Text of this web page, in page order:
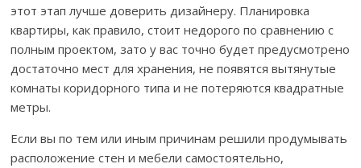
этот этап лучше доверить дизайнеру. Планировка
квартиры, как правило, стоит недорого по сравнению с
полным проектом, зато у вас точно будет предусмотрено
достаточно мест для хранения, не появятся вытянутые
комнаты коридорного типа и не потеряются квадратные
метры.
Если вы по тем или иным причинам решили продумывать
расположение стен и мебели самостоятельно,